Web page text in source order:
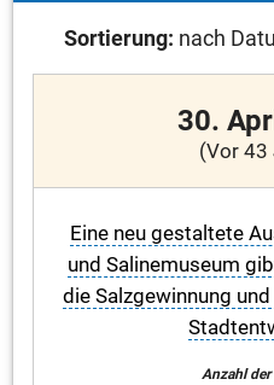
Sortierung: nach
30.
(Vor 43
Eine neu gestaltete
und Salinemuseum
die Salzgewinnung
Anzahl der